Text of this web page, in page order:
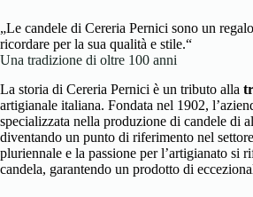
„Le candele di Cereria Pernici sono un
ricordare per la sua qualità e stile.“
Una tradizione di oltre 100 anni
La storia di Cereria Pernici è un tributo alla
artigianale italiana. Fondata nel 1902,
specializzata nella produzione di candele di
diventando un punto di riferimento nel
pluriennale e la passione per l’artigianato si
candela, garantendo un prodotto di